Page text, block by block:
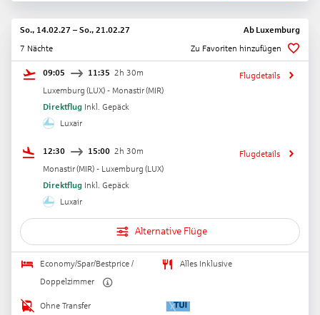
So., 14.02.27 – So., 21.02.27 Ab Luxemburg
7 Nächte
Zu Favoriten hinzufügen
09:05 11:35 2h 30m
Luxemburg (LUX) - Monastir(MIR)
Direktflug Inkl. Gepäck
Luxair
Flugdetails
12:30 15:00 2h 30m
Monastir(MIR) - Luxemburg (LUX)
Direktflug Inkl. Gepäck
Luxair
Flugdetails
Alternative Flüge
Economy/Spar/Bestprice /
Doppelzimmer
Alles Inklusive
Ohne Transfer